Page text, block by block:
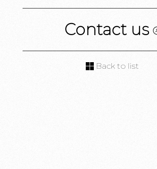
Contact us
Back to list